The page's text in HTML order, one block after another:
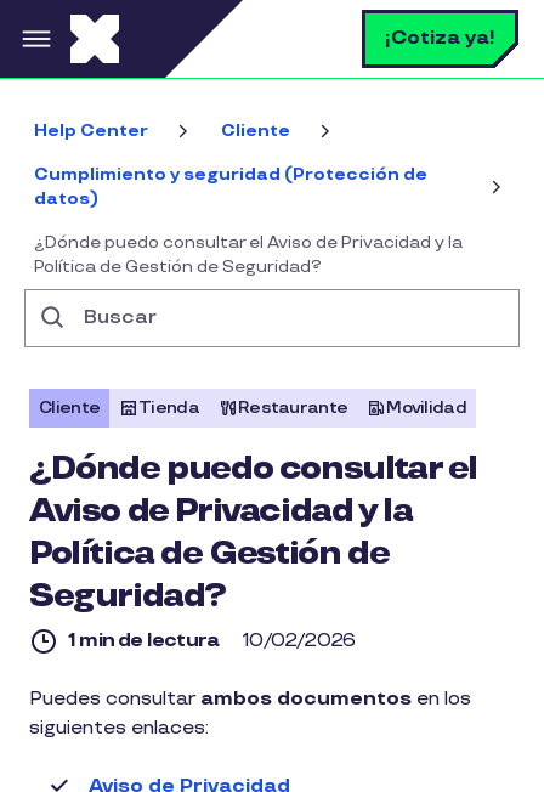
Pasar al contenido principal ¡Cotiza ya!
Help Center Cliente
Cumplimiento y seguridad (Protección de
datos)
¿Dónde puedo consultar el Aviso de Privacidad y la
Política de Gestión de Seguridad?
Cliente Tienda Restaurante Movilidad
¿Dónde puedo consultar el
Aviso de Privacidad y la
Política de Gestión de
Seguridad?
1 min de lectura 10/02/2026
1
de
Puedes consultar ambos documentos en los
siguientes enlaces:
Aviso de Privacidad